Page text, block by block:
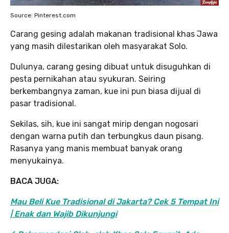
Source: Pinterest.com
Carang gesing adalah makanan tradisional khas Jawa
yang masih dilestarikan oleh masyarakat Solo.
Dulunya, carang gesing dibuat untuk disuguhkan di
pesta pernikahan atau syukuran. Seiring
berkembangnya zaman, kue ini pun biasa dijual di
pasar tradisional.
Sekilas, sih, kue ini sangat mirip dengan nogosari
dengan warna putih dan terbungkus daun pisang.
Rasanya yang manis membuat banyak orang
menyukainya.
BACA JUGA:
Mau Beli Kue Tradisional di Jakarta? Cek 5 Tempat Ini
| Enak dan Wajib Dikunjungi